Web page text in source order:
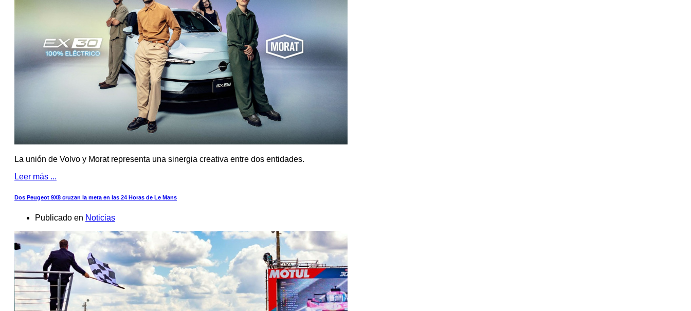
La unión de Volvo y Morat representa una sinergia creativa entre dos entidades.
Leer más ...
Dos Peugeot 9X8 cruzan la meta en las 24 Horas de Le Mans
Publicado en Noticias